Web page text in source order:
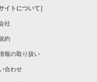
件一覧
一覧
の案件一覧
イトについて］
社
約
報の取り扱い
合わせ